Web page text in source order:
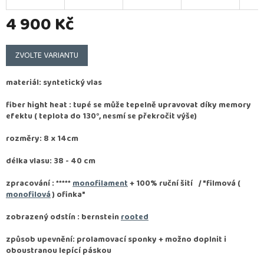
4 900 Kč
Měrná
cena:
ZVOLTE VARIANTU
materiál: syntetický vlas
fiber hight heat : tupé se může tepelně upravovat díky memory
efektu ( teplota do 130°, nesmí se překročit výše)
rozměry: 8 x 14cm
délka vlasu: 38 - 40 cm
zpracování :*****monofilament+ 100% ruční šití / "filmová (
monofilová) ofinka"
zobrazený odstín : bernsteinrooted
způsob upevnění: prolamovací sponky + možno doplnit i
oboustranou lepící páskou